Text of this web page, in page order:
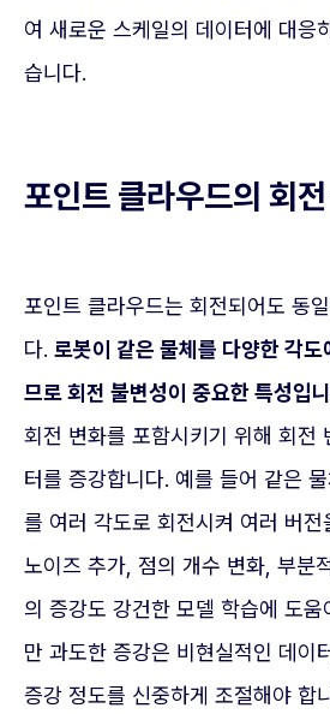
여 새로운 스케일의 데이터에 대응
습니다.
포인트 클라우드의 회
포인트 클라우드는 회전되어도 동
다. 로봇이 같은 물체를 다양한 각
므로 회전 불변성이 중요한 특성입
회전 변화를 포함시키기 위해 회전
터를 증강합니다. 예를 들어 같은
를 여러 각도로 회전시켜 여러 버
노이즈 추가, 점의 개수 변화, 부분
의 증강도 강건한 모델 학습에 도
만 과도한 증강은 비현실적인 데이
증강 정도를 신중하게 조절해야 합